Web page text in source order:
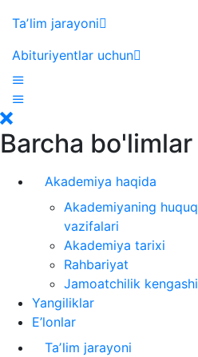
Taʼlim jarayoni
Abituriyentlar uchun
Barcha bo'limlar
Akademiya haqida
Akademiyaning
vazifalari
Akademiya tarixi
Rahbariyat
Jamoatchilik kengashi
Yangiliklar
E’lonlar
Taʼlim jarayoni